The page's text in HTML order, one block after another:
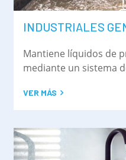
INDUSTRIALES
Mantiene líquidos de
mediante un sistema
VER MÁS